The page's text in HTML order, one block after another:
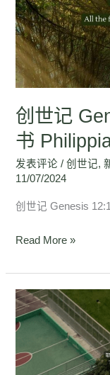
创世记
书
发表评论 /创世记,
11/07/2024
创世记 Genesis
12:1-
4
|
腓
比
书
Philippians
3:13-
Read More »
创
世
记
Genesis